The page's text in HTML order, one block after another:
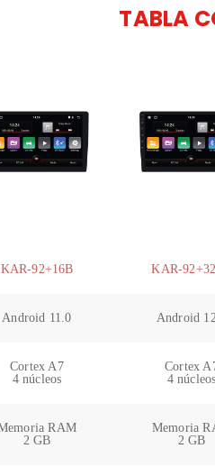
TABLA
KAR-92+16B KAR-
Android 11.0 Android
Cortex A7
4 núcleos
Cortex
4 núcleos
RAM
2 GB
Memoria
2 GB